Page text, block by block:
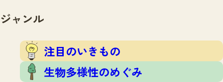
注目のいきもの
生物多様性のめぐみ
いきもの図鑑
イベント
いきもの調査隊
調査レポート
ジャンル
注目のいきもの
生物多様性のめぐみ